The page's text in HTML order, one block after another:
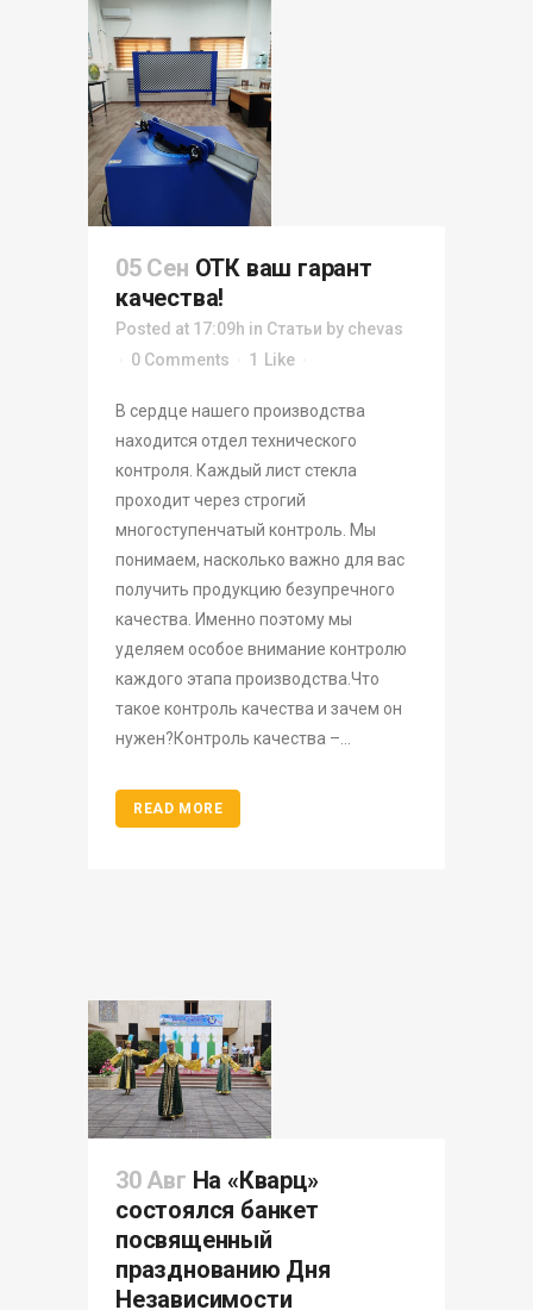
05 Сен ОТК ваш гарант
качества!
Posted at 17:09h in Статьи by chevas
0 Comments
1 Like
В сердце нашего производства
находится отдел технического
контроля. Каждый лист стекла
проходит через строгий
многоступенчатый контроль. Мы
понимаем, насколько важно для вас
получить продукцию безупречного
качества. Именно поэтому мы
уделяем особое внимание контролю
каждого этапа производства.Что
такое контроль качества и зачем он
нужен?Контроль качества –...
READ MORE
30 Авг На «Кварц»
состоялся банкет
посвященный
празднованию Дня
Независимости